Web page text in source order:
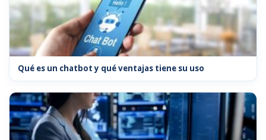
Qué es un chatbot y qué ventajas tiene su uso